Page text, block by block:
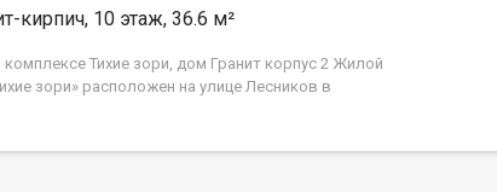
кирпич, 10 этаж, 36.6 м²
Тихие зори, дом Гранит корпус 2 Жилой
зори» расположен на улице Лесников в
состоит из двух 19-этажных корпусов и двух